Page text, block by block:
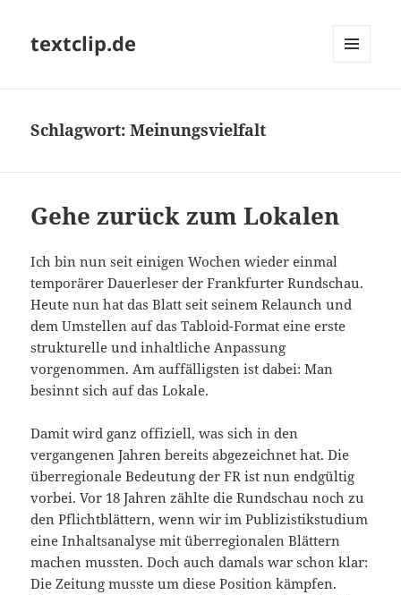
textclip.de
Schlagwort:Meinungsvielfalt
Gehe zurück zum Lokalen
Ich bin nun seit einigen Wochen wieder einmal
temporärer Dauerleser der Frankfurter Rundschau.
Heute nun hat das Blatt seit seinem Relaunch und
dem Umstellen auf das Tabloid-Format eine erste
strukturelle und inhaltliche Anpassung
vorgenommen. Am auffälligsten ist dabei: Man
besinnt sich auf das Lokale.
Damit wird ganz offiziell, was sich in den
vergangenen Jahren bereits abgezeichnet hat. Die
überregionale Bedeutung der FR ist nun endgültig
vorbei. Vor 18 Jahren zählte die Rundschau noch zu
den Pflichtblättern, wenn wir im Publizistikstudium
eine Inhaltsanalyse mit überregionalen Blättern
machen mussten. Doch auch damals war schon klar:
Die Zeitung musste um diese Position kämpfen.